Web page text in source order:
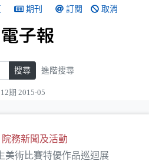
期刊 訂閱 取消
搜尋 進階搜尋
期 2015-05
院務新聞及活動
美術比賽特優作品巡迴展